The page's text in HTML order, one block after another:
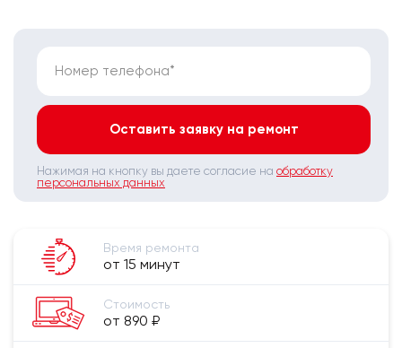
Номер телефона*
Оставить заявку на ремонт
Нажимая на кнопку вы даете согласие на обработку
персональных данных
Время ремонта
от 15 минут
Стоимость
от 890 ₽